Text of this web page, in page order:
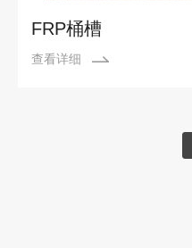
FRP桶槽
查看详细